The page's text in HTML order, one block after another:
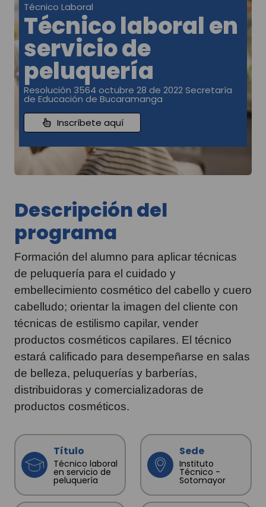
Técnico Laboral
Técnico laboral en
servicio de
peluquería
Resolución 3564 octubre 28 de 2022 Secretaría
de Educación de Bucaramanga
Inscríbete aquí
Descripción del
programa
Formación del alumno para aplicar técnicas
de peluquería para el cuidado y
embellecimiento cosmético del cabello y cuero
cabelludo; orientar la imagen del cliente con
técnicas de estilismo capilar, vender
productos cosméticos capilares. El técnico
estará calificado para desempeñarse en salas
de belleza, peluquerías y barberías,
distribuidoras y comercializadoras de
productos cosméticos.
Título
Técnico laboral
en servicio de
peluquería
Sede
Instituto
Técnico -
Sotomayor